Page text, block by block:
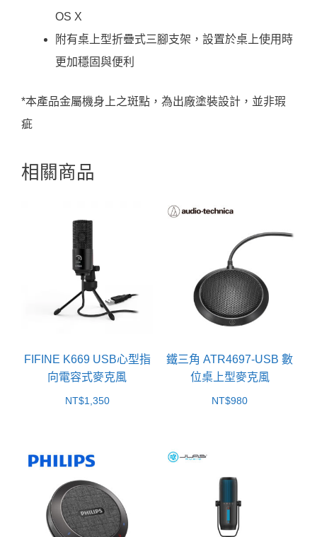
OS X
附有桌上型折疊式三腳支架，設置於桌上使用時
更加穩固與便利
*本產品金屬機身上之斑點，為出廠塗裝設計，並非瑕
疵
相關商品
FIFINE K669 USB心型指
向電容式麥克風
NT$1,350
鐵三角 ATR4697-USB 數
位桌上型麥克風
NT$980